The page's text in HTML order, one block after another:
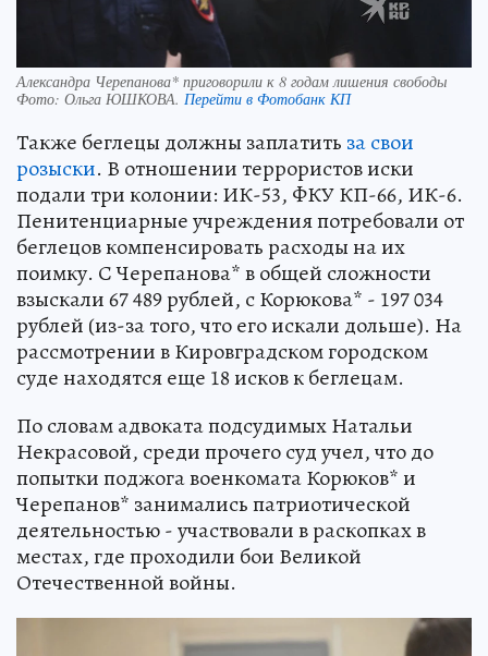
Александра Черепанова* приговорили к 8 годам лишения свободы
Фото: Ольга ЮШКОВА. Перейти в Фотобанк КП
Также беглецы должны заплатить за свои
розыски. В отношении террористов иски
подали три колонии: ИК-53, ФКУ КП-66, ИК-6.
Пенитенциарные учреждения потребовали от
беглецов компенсировать расходы на их
поимку. С Черепанова* в общей сложности
взыскали 67 489 рублей, с Корюкова* - 197 034
рублей (из-за того, что его искали дольше). На
рассмотрении в Кировградском городском
суде находятся еще 18 исков к беглецам.
По словам адвоката подсудимых Натальи
Некрасовой, среди прочего суд учел, что до
попытки поджога военкомата Корюков* и
Черепанов* занимались патриотической
деятельностью - участвовали в раскопках в
местах, где проходили бои Великой
Отечественной войны.